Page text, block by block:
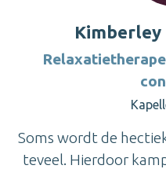
Kimberley
Soms wordt de
teveel. Hierdoor